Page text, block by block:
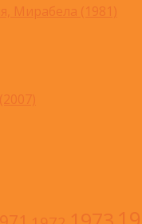
Мирабела (1981)